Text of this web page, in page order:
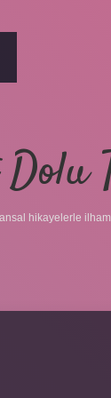
hikayelerle